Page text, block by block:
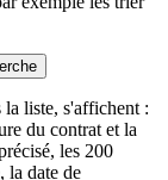
liste, s'affichent :
du contrat et la
les 200
la date de